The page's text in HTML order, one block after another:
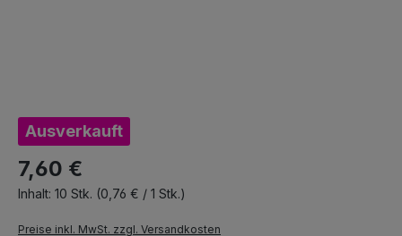
Ausverkauft
7,60 €
Inhalt: 10 Stk. (0,76 € / 1 Stk.)
Preise inkl. MwSt. zzgl. Versandkosten